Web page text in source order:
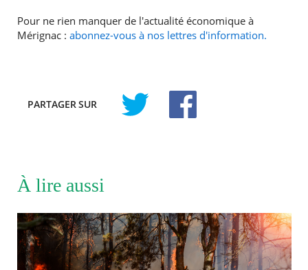
Pour ne rien manquer de l'actualité économique à
Mérignac : abonnez-vous à nos lettres d'information.
PARTAGERSUR
À lire aussi